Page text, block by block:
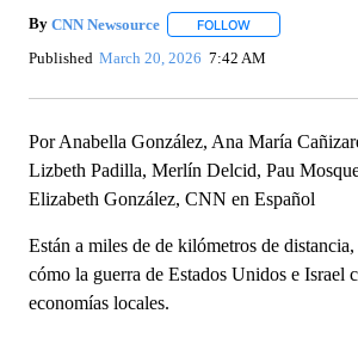
By CNN Newsource FOLLOWFOLLOW "" TO
Published March 20, 2026 7:42 AM
Por Anabella González, Ana María
Lizbeth Padilla, Merlín Delcid, Pau
Elizabeth González, CNN en Español
Están a miles de de kilómetros de
cómo la guerra de Estados Unidos e Israel
economías locales.